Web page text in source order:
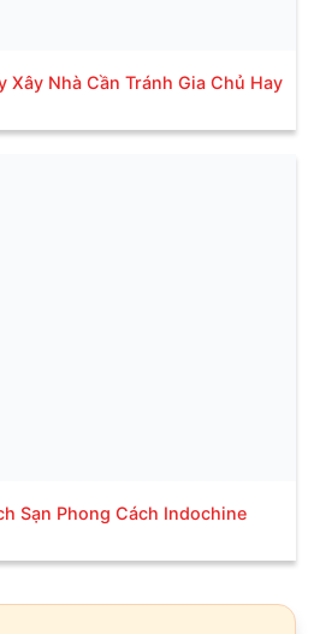
Xây Nhà Cần Tránh Gia Chủ Hay
Sạn Phong Cách Indochine